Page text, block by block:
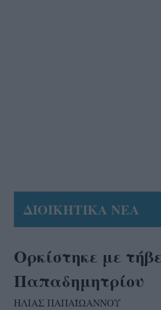
ΔΙΟΙΚΗΤΙΚΑ ΝΕΑ
Ορκίστηκε με
Παπαδημητρίου
ΗΛΙΑΣ ΠΑΠΑΪΩΑΝΝΟΥ